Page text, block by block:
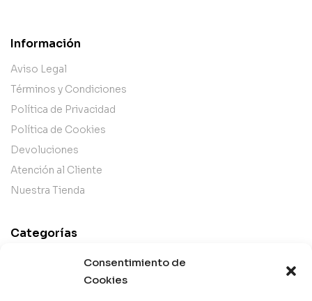
Consentimiento de
Cookies
Información
Aviso Legal
Términos y Condiciones
Política de Privacidad
Política de Cookies
Devoluciones
Atención al Cliente
Nuestra Tienda
Categorías
Mejor Valorados